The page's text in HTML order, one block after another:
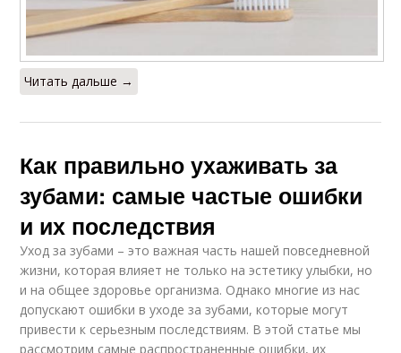
Читать дальше →
Как правильно ухаживать за
зубами: самые частые ошибки
и их последствия
Уход за зубами – это важная часть нашей повседневной
жизни, которая влияет не только на эстетику улыбки, но
и на общее здоровье организма. Однако многие из нас
допускают ошибки в уходе за зубами, которые могут
привести к серьезным последствиям. В этой статье мы
рассмотрим самые распространенные ошибки, их